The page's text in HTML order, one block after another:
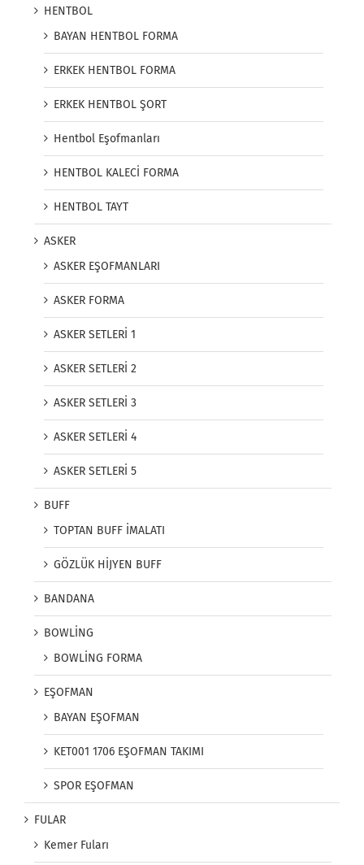
HENTBOL
BAYAN HENTBOL FORMA
ERKEK HENTBOL FORMA
ERKEK HENTBOL ŞORT
Hentbol Eşofmanları
HENTBOL KALECİ FORMA
HENTBOL TAYT
ASKER
ASKER EŞOFMANLARI
ASKER FORMA
ASKER SETLERİ 1
ASKER SETLERİ 2
ASKER SETLERİ 3
ASKER SETLERİ 4
ASKER SETLERİ 5
BUFF
TOPTAN BUFF İMALATI
GÖZLÜK HİJYEN BUFF
BANDANA
BOWLİNG
BOWLİNG FORMA
EŞOFMAN
BAYAN EŞOFMAN
KET001 1706 EŞOFMAN TAKIMI
SPOR EŞOFMAN
FULAR
Kemer Fuları